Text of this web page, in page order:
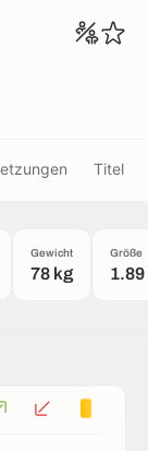
Titel
Gewicht
78 kg
Größe
1.89